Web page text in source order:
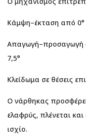
Κάμψη–έκταση από 0°
Απαγωγή–προσαγωγή
7,5°
Κλείδωμα σε θέσεις
Ο νάρθηκας
ελαφρύς, πλένεται και
ισχίο.